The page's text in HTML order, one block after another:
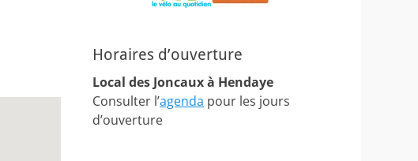
Horaires d’ouverture
Local des Joncaux à Hendaye
Consulter l’agenda pour les jours
d’ouverture